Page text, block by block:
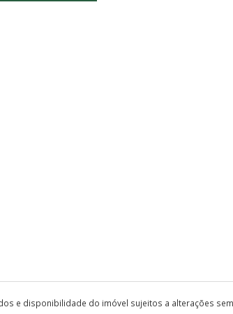
e disponibilidade do imóvel sujeitos a alterações